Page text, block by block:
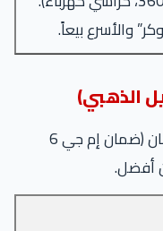
والأسرع بيعاً.
هذه الموديلات غالباً ما زالت في الضمان (ضمان إم جي 6